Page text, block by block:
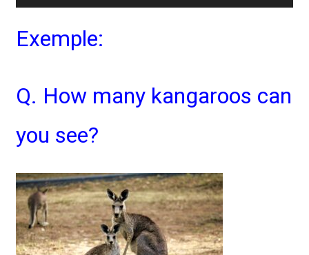
audio
Exemple:
Q. How many kangaroos can
you see?